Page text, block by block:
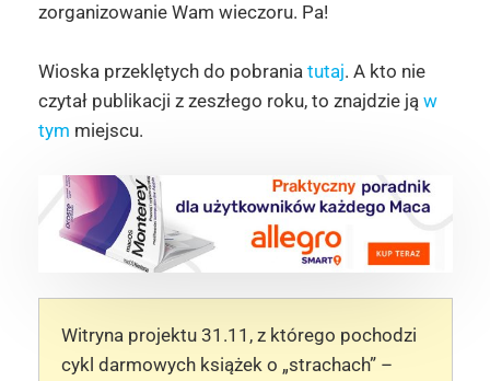
zorganizowanie Wam wieczoru. Pa!
Wioska przeklętych do pobrania tutaj. A kto nie
czytał publikacji z zeszłego roku, to znajdzie ją w
tym miejscu.
Witryna projektu 31.11, z którego pochodzi
cykl darmowych książek o „strachach” –